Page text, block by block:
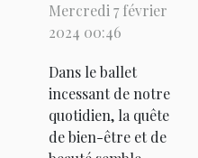
de la beauté
détente
Mercredi 7 février
2024 00:46
Dans le ballet
incessant de notre
quotidien, la quête
de bien-être et de